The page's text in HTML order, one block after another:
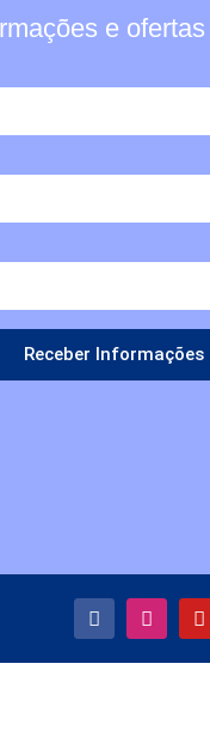
e ofertas
Receber Informações